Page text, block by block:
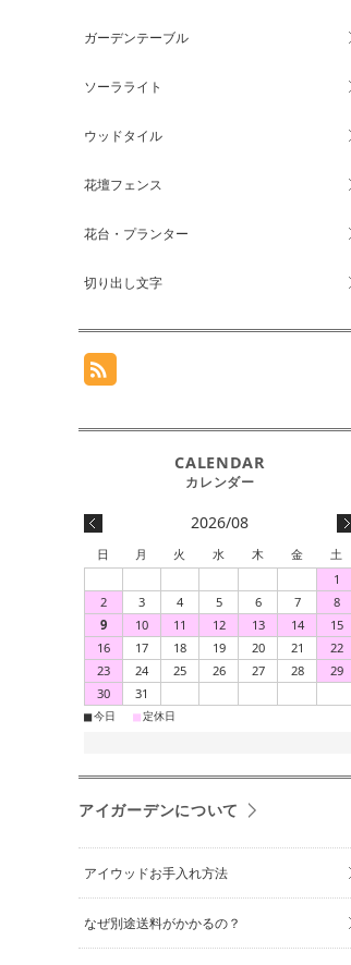
ガーデンテーブル
ソーラライト
ウッドタイル
花壇フェンス
花台・プランター
切り出し文字
2026/08
日 月 火 水 木 金
土
1
2
3 4 5 6 7
8
9
10 11 12 13 14
15
16
17 18 19 20 21
22
23
24 25 26 27 28
29
30
31
■今日 ■定休日
アイガーデンについて
アイウッドお手入れ方法
なぜ別途送料がかかるの？